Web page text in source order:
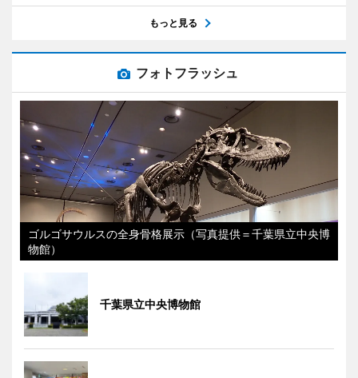
もっと見る
フォトフラッシュ
ゴルゴサウルスの全身骨格展示（写真提供＝千葉県立中央博
物館）
千葉県立中央博物館